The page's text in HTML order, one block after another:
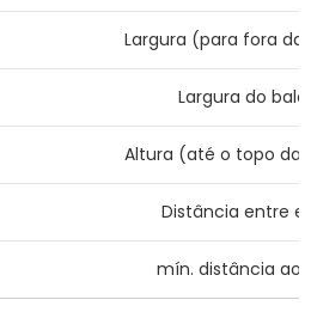
Largura (para fora
Largura do
Altura (até o topo da
Distância entre
mín. distância ao